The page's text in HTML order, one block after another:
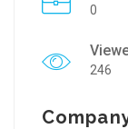
0
246